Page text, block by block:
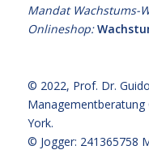
Mandat Wachstums-
Onlineshop:
© 2022, Prof. Dr.
York.
© Jogger: 241365758